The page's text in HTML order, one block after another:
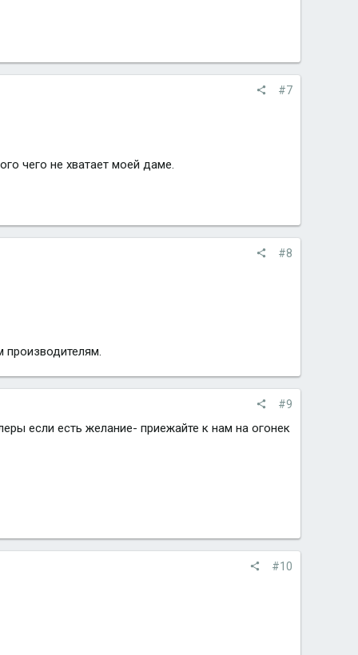
#7
чего не хватает моей даме.
#8
#9
если есть желание- приежайте к нам на огонек
#10